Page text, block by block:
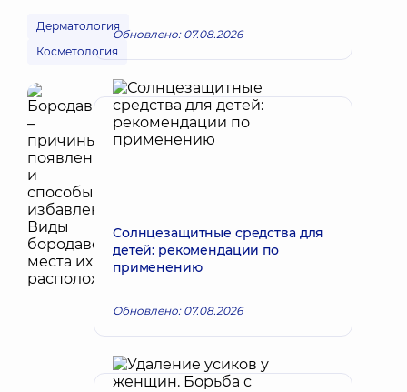
Дерматология
Косметология
Обновлено: 07.08.2026
Солнцезащитные средства для
детей: рекомендации по
применению
Обновлено: 07.08.2026